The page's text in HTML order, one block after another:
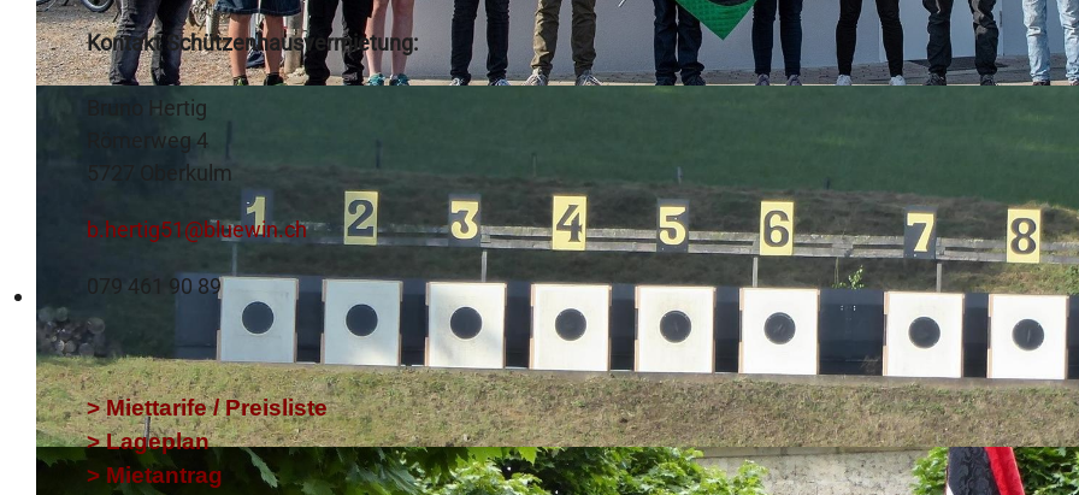
Kontakt Schützenhausvermietung:
Bruno Hertig
Römerweg 4
5727 Oberkulm
b.hertig51@bluewin.ch
079 461 90 89
> Miettarife / Preisliste
> Lageplan
> Mietantrag